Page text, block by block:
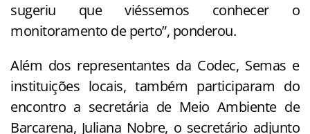
sugeriu que viéssemos conhecer o
monitoramento de perto”, ponderou.
Além dos representantes da Codec, Semas e
instituições locais, também participaram do
encontro a secretária de Meio Ambiente de
Barcarena, Juliana Nobre, o secretário adjunto